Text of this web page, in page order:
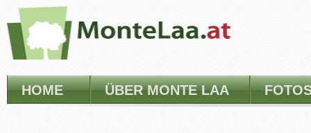
HOME ÜBER MONTE LAA